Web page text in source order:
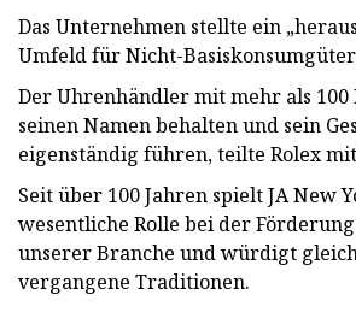
Das Unternehmen stellte ein
Umfeld für Nicht-
Der Uhrenhändler mit mehr als
seinen Namen behalten und sein
eigenständig führen, teilte Rolex
Seit über 100 Jahren spielt JA New
wesentliche Rolle bei der
unserer Branche und würdigt
vergangene Traditionen.